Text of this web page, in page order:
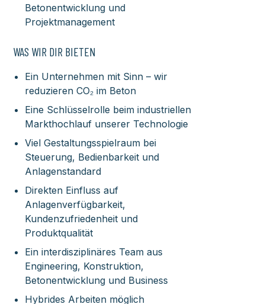
Betonentwicklung und
Projektmanagement
WAS WIR DIR BIETEN
Ein Unternehmen mit Sinn – wir
reduzieren CO₂ im Beton
Eine Schlüsselrolle beim industriellen
Markthochlauf unserer Technologie
Viel Gestaltungsspielraum bei
Steuerung, Bedienbarkeit und
Anlagenstandard
Direkten Einfluss auf
Anlagenverfügbarkeit,
Kundenzufriedenheit und
Produktqualität
Ein interdisziplinäres Team aus
Engineering, Konstruktion,
Betonentwicklung und Business
Hybrides Arbeiten möglich